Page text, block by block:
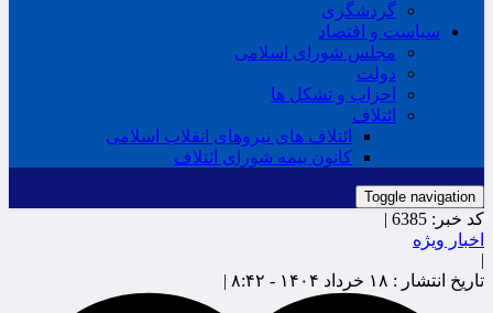
گردشگری
سیاست و اقتصاد
مجلس شورای اسلامی
دولت
احزاب و تشکل ها
ائتلاف
ائتلاف های نیروهای انقلاب اسلامی
کانون بیمه شورای ائتلاف
Toggle navigation
کد خبر: 6385 |
اخبار ویژه
|
تاریخ انتشار : ۱۸ خرداد ۱۴۰۴ - ۸:۴۲ |